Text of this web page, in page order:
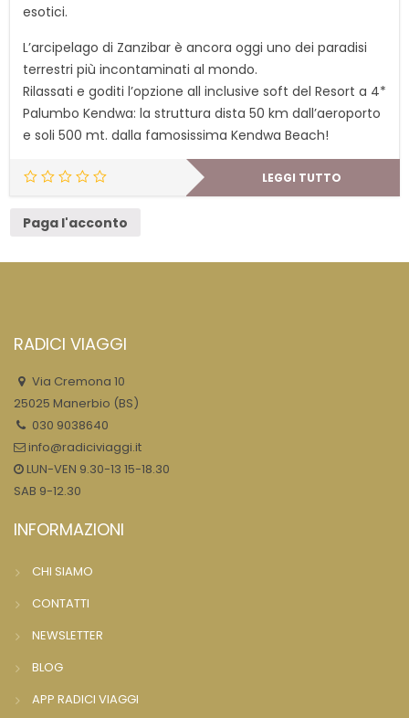
esotici.
L’arcipelago di Zanzibar è ancora oggi uno dei paradisi
terrestri più incontaminati al mondo.
Rilassati e goditi l’opzione all inclusive soft del Resort a 4*
Palumbo Kendwa: la struttura dista 50 km dall’aeroporto
e soli 500 mt. dalla famosissima Kendwa Beach!
LEGGI TUTTO
Paga l'acconto
RADICI VIAGGI
Via Cremona 10
25025 Manerbio (BS)
030 9038640
info@radiciviaggi.it
LUN-VEN 9.30-13 15-18.30
SAB 9-12.30
INFORMAZIONI
CHI SIAMO
CONTATTI
NEWSLETTER
BLOG
APP RADICI VIAGGI